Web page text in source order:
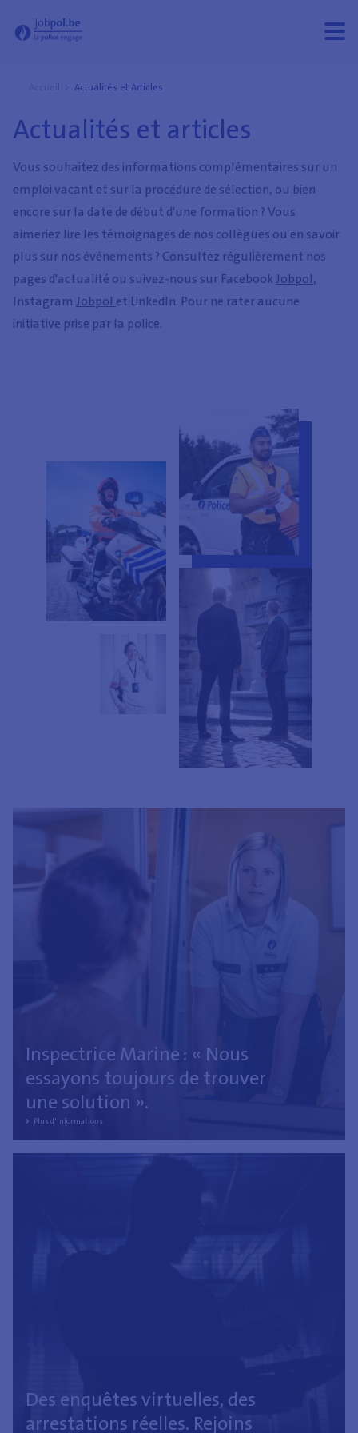
Actualités et articles - Jobpol
Actualités et Articles
Actualités et articles
Vous souhaitez des informations complémentaires sur un
emploi vacant et sur la procédure de sélection, ou bien
encore sur la date de début d'une formation ? Vous
aimeriez lire les témoignages de nos collègues ou en savoir
plus sur nos événements ? Consultez régulièrement nos
pages d'actualité ou suivez-nous sur FacebookJobpol,
Instagram Jobpol et LinkedIn. Pour ne rater aucune
initiative prise par la police.
Inspectrice Marine : « Nous
essayons toujours de trouver
une solution ».
Plus d'informations
Des enquêtes virtuelles, des
arrestations réelles. Rejoins